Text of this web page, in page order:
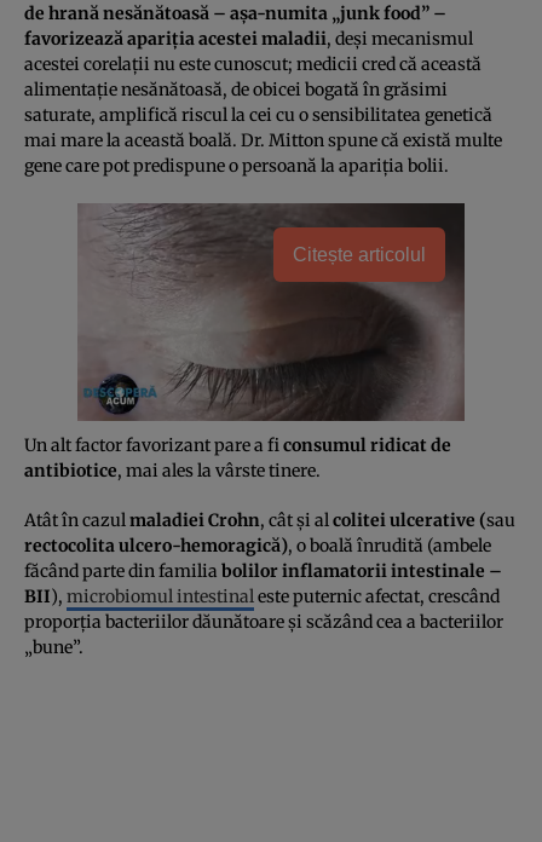
de hrană nesănătoasă – aşa-numita „junk food” –
favorizează apariţia acestei maladii, deşi mecanismul
acestei corelaţii nu este cunoscut; medicii cred că această
alimentaţie nesănătoasă, de obicei bogată în grăsimi
saturate, amplifică riscul la cei cu o sensibilitatea genetică
mai mare la această boală. Dr. Mitton spune că există multe
gene care pot predispune o persoană la apariţia bolii.
Citește articolul
Un alt factor favorizant pare a ficonsumul ridicat de
antibiotice, mai ales la vârste tinere.
Atât în cazulmaladiei Crohn, cât şi alcolitei ulcerative (sau
rectocolita ulcero-hemoragică), o boală înrudită (ambele
făcând parte din familia bolilor inflamatorii intestinale –
BII), microbiomul intestinaleste puternic afectat, crescând
proporţia bacteriilor dăunătoare şi scăzând cea a bacteriilor
„bune”.